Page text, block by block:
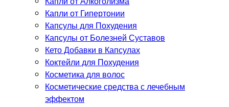
Капли от Гипертонии
Капсулы для Похудения
Капсулы от Болезней Суставов
Кето Добавки в Капсулах
Коктейли для Похудения
Косметика для волос
Косметические средства с лечебным
эффектом